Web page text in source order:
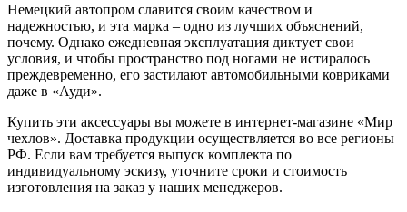
Немецкий автопром славится своим качеством и
надежностью, и эта марка – одно из лучших объяснений,
почему. Однако ежедневная эксплуатация диктует свои
условия, и чтобы пространство под ногами не истиралось
преждевременно, его застилают автомобильными ковриками
даже в «Ауди».
Купить эти аксессуары вы можете в интернет-магазине «Мир
чехлов». Доставка продукции осуществляется во все регионы
РФ. Если вам требуется выпуск комплекта по
индивидуальному эскизу, уточните сроки и стоимость
изготовления на заказ у наших менеджеров.